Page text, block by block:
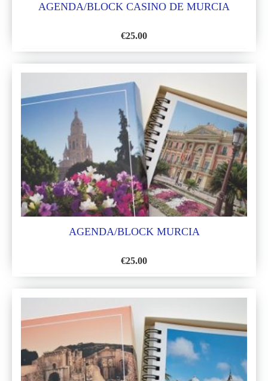
AGENDA/BLOCK CASINO DE MURCIA
€25.00
A
LISTA
DE
DESEOS
AGENDA/BLOCK MURCIA
€25.00
A
LISTA
DE
DESEOS